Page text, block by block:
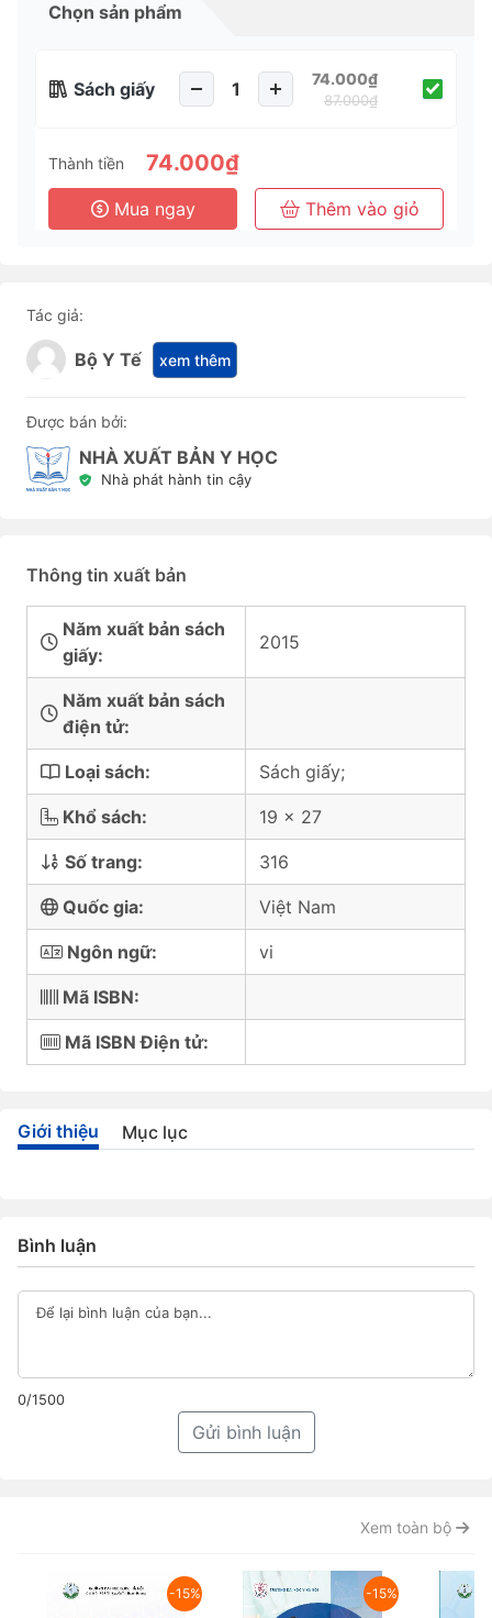
Chọn sản phẩm
Sách giấy 74.000₫
87.000₫
Thành tiền 74.000₫
Mua ngay Thêm vào giỏ
Tác giả:
Bộ Y Tế xem thêm
Được bán bởi:
NHÀ XUẤT BẢN Y HỌC
Nhà phát hành tin cậy
Thông tin xuất bản
Năm xuất bản sách
giấy:
2015
Năm xuất bản sách
điện tử:
Loại sách: Sách giấy;
Khổ sách: 19 x 27
Số trang: 316
Quốc gia: Việt Nam
Ngôn ngữ: vi
Mã ISBN:
Mã ISBN Điện tử:
Giới thiệu Mục lục
Bình luận
0/1500
Gửi bình luận
Xem toàn bộ
-15% -15%